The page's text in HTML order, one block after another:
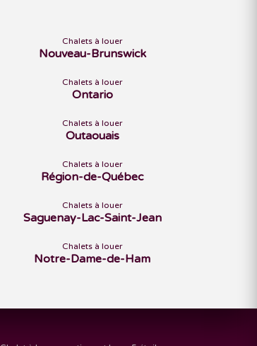
Chalets à louer
Nouveau-Brunswick
Chalets à louer
Ontario
Chalets à louer
Outaouais
Chalets à louer
Région-de-Québec
Chalets à louer
Saguenay-Lac-Saint-Jean
Chalets à louer
Notre-Dame-de-Ham